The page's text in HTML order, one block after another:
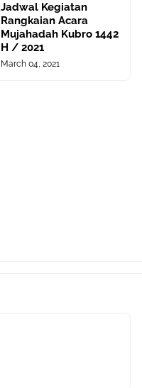
Jadwal Kegiatan
Rangkaian Acara
Mujahadah Kubro 1442
H / 2021
March 04, 2021